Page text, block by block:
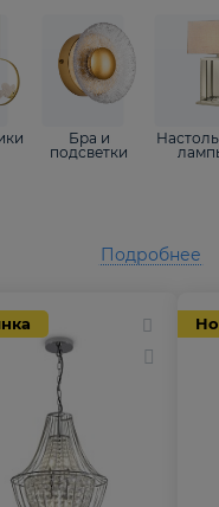
Бра и
подсветки
Подробнее